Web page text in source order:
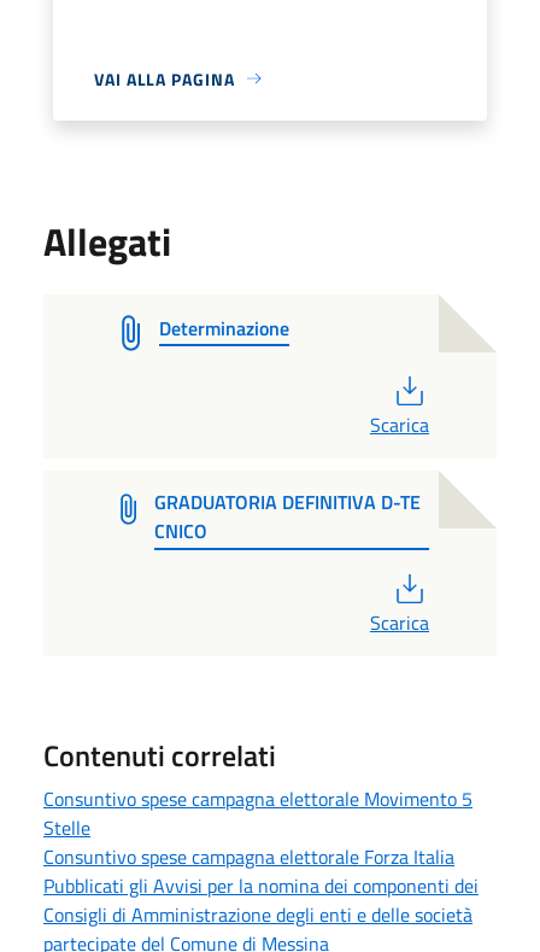
VAI ALLA PAGINA
Allegati
Determinazione
Scarica
GRADUATORIA DEFINITIVA D-TE
CNICO
Scarica
Contenuti correlati
Consuntivo spese campagna elettorale Movimento 5
Stelle
Consuntivo spese campagna elettorale Forza Italia
Pubblicati gli Avvisi per la nomina dei componenti dei
Consigli di Amministrazione degli enti e delle società
partecipate del Comune di Messina